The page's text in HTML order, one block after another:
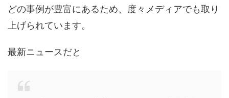
どの事例が豊富にあるため、度々メディアでも取り
上げられています。
最新ニュースだと